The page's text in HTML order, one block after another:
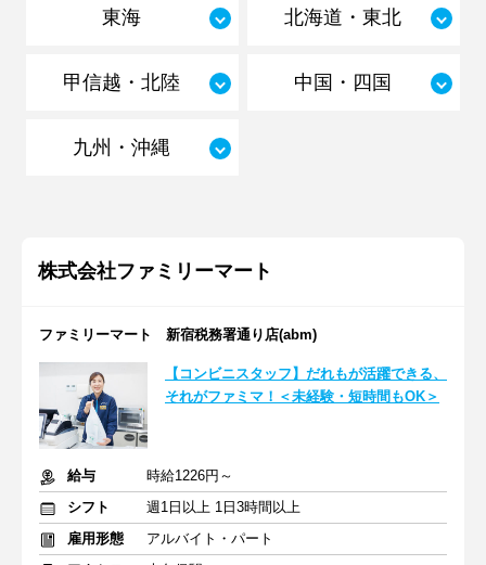
東海 北海道・東北
甲信越・北陸 中国・四国
九州・沖縄
株式会社ファミリーマート
ファミリーマート 新宿税務署通り店(abm)
【コンビニスタッフ】だれもが活躍できる、
それがファミマ！＜未経験・短時間もOK＞
給与
時給1226円～
シフト
週1日以上 1日3時間以上
雇用形態
アルバイト・パート